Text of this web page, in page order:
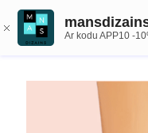
Ar kodu APP10 -